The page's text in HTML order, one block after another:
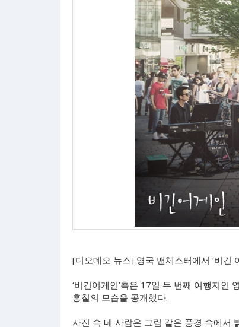
[디오데오 뉴스] 영국 맨체스터에서 ‘비긴
‘비긴어게인’측은 17일 두 번째 여행지인
홍철의 모습을 공개했다.
사진 속 네 사람은 그림 같은 풍경 속에서